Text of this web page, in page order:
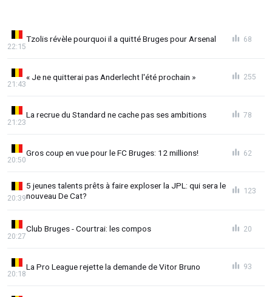
Tzolis révèle pourquoi il a quitté Bruges pour Arsenal
22:15
68
« Je ne quitterai pas Anderlecht l'été prochain »
21:43
255
La recrue du Standard ne cache pas ses ambitions
21:23
78
Gros coup en vue pour le FC Bruges: 12 millions!
20:50
62
5 jeunes talents prêts à faire exploser la JPL: qui sera le
nouveau De Cat?
20:39
123
Club Bruges - Courtrai: les compos
20:27
20
La Pro League rejette la demande de Vitor Bruno
20:18
93